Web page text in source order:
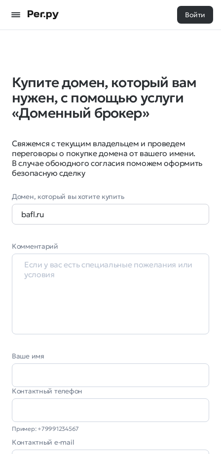
Войти
Купите домен, который вам
нужен, с помощью услуги
«Доменный брокер»
Свяжемся с текущим владельцем и проведем
переговоры о покупке домена от вашего имени.
В случае обоюдного согласия поможем оформить
безопасную сделку
Домен, который вы хотите купить
Комментарий
Ваше имя
Контактный телефон
Пример: +79991234567
Контактный e-mail